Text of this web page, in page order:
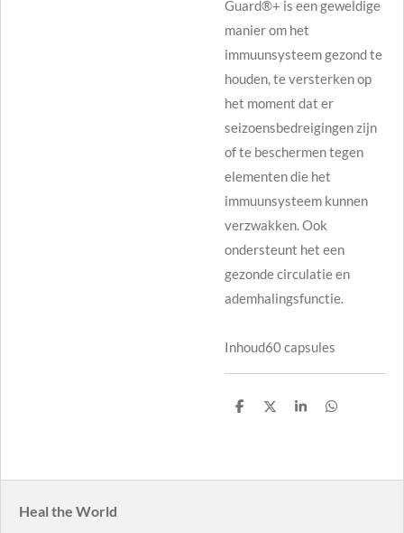
Guard®+ is een geweldige
manier om het
immuunsysteem gezond te
houden, te versterken op
het moment dat er
seizoensbedreigingen zijn
of te beschermen tegen
elementen die het
immuunsysteem kunnen
verzwakken. Ook
ondersteunt het een
gezonde circulatie en
ademhalingsfunctie.
Inhoud60 capsules
D
D
S
D
Heal the World